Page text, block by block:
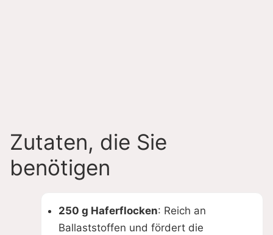
Zutaten, die Sie
benötigen
250 g Haferflocken: Reich an
Ballaststoffen und fördert die